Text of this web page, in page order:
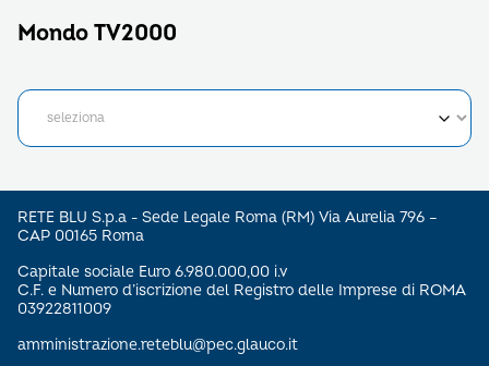
Mondo TV2000
RETE BLU S.p.a - Sede Legale Roma (RM) Via Aurelia 796 –
CAP 00165 Roma
Capitale sociale Euro 6.980.000,00 i.v
C.F. e Numero d’iscrizione del Registro delle Imprese di ROMA
03922811009
amministrazione.reteblu@pec.glauco.it